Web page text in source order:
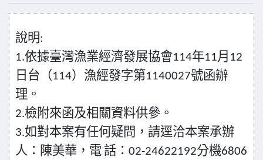
說明:
1.依據臺灣漁業經濟發展協會114年11月 12
日台（114）漁經發字第1140027號函辦
理。
2.檢附來函及相關資料供參。
3.如對本案有任何疑問，請逕洽本案承辦
人：陳美華，電話： 02-24622192分機6806